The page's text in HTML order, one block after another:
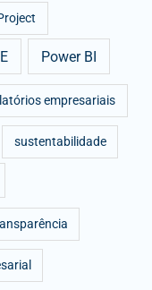
Power BI
empresariais
sustentabilidade